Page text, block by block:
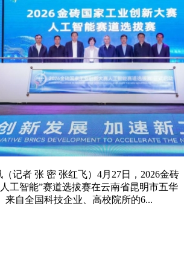
者 张 密 张红飞）4月27日，2026金砖
工智能”赛道选拔赛在云南省昆明市五华
来自全国科技企业、高校院所的6...